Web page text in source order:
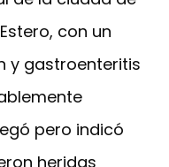
con un
y gastroenteritis
pero indicó
heridas